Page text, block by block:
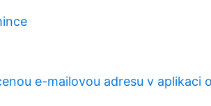
e-mailovou adresu v aplikaci